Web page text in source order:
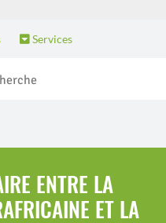
Services
ENTRE LA
ET LA